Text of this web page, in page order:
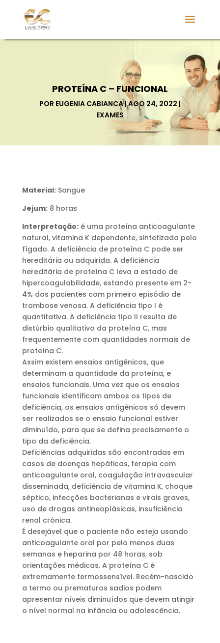
PROTEÍNA C – FUNCIONAL
POR EUGENIA CABIANCA AGO 24, 2022
EXAMES
Material:Sangue
Jejum:8 horas
Interpretação:é uma proteína anticoagulante
natural, vitamina K dependente, sintetizada pelo
fígado. A deficiência de proteína C pode ser
hereditária ou adquirida. A deficiência
hereditária de proteína C leva a estado de
hipercoagulabilidade, estando presente em 2-
4% dos pacientes com primeiro episódio de
trombose venosa. A deficiência tipo I é
quantitativa. A deficiência tipo II resulta de
distúrbio qualitativo da proteína C, mas
frequentemente com quantidades normais de
proteína C.
Assim existem ensaios antigênicos, que
determinam a quantidade da proteína, e
ensaios funcionais. Uma vez que os ensaios
funcionais identificam ambos os tipos de
deficiência, os ensaios antigênicos só devem
ser realizados se o ensaio funcional estiver
diminuído, para que se defina precisamente o
tipo da deficiência.
Deficiências adquiridas são encontradas em
casos de doenças hepáticas, terapia com
anticoagulante oral, coagulação intravascular
disseminada, deficiência de vitamina K, choque
séptico, infecções bacterianas e virais graves,
uso de drogas antineoplásicas, insuficiência
renal crônica.
É desejável que o paciente não esteja usando
anticoagulante oral por pelo menos duas
semanas e heparina por 48 horas, sob
orientações médicas. A proteína C é
extremamente termossensível. Recém-nascido
a termo ou prematuros sadios podem
apresentar níveis diminuídos que devem atingir
o nível normal na infância ou adolescência.